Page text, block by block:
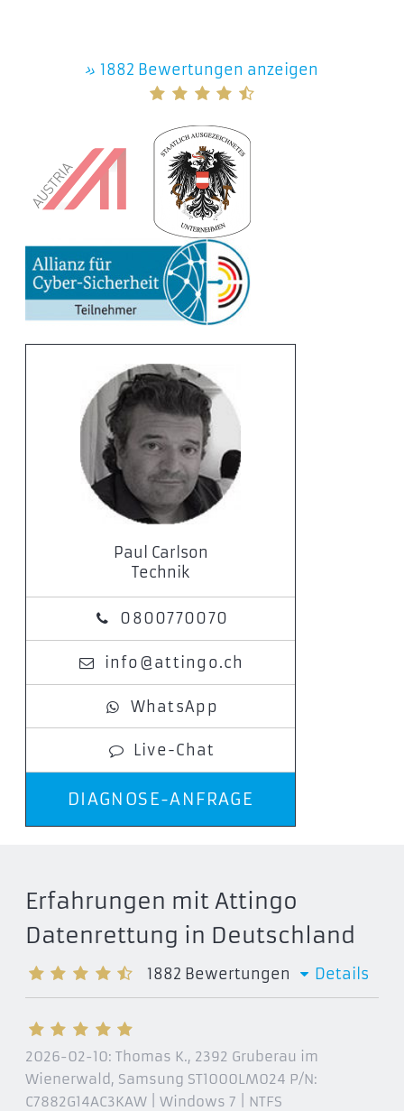
» 1882 Bewertungen anzeigen
Paul Carlson
Technik
0800770070
info@attingo.ch
WhatsApp
Live-Chat
DIAGNOSE-ANFRAGE
Erfahrungen mit Attingo
Datenrettung in Deutschland
1882 Bewertungen Details
2026-02-10: Thomas K., 2392 Gruberau im
Wienerwald, Samsung ST1000LM024 P/N:
C7882G14AC3KAW | Windows 7 | NTFS